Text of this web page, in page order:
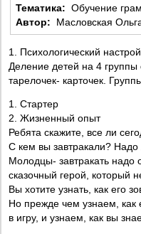
Тематика: Обучение
Автор:
Масловская
1. Психологический
Деление детей на 4
тарелочек- карточек.
1. Стартер
2. Жизненный опыт
Ребята скажите, все ли
С кем вы завтракали? Надо
Молодцы- завтракать надо
сказочный герой, который
Вы хотите узнать, как его
Но прежде чем узнаем, как
в игру, и узнаем, как вы